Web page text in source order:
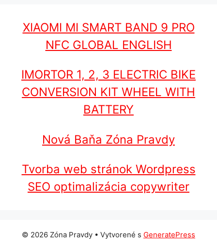
XIAOMI MI SMART BAND 9 PRO
NFC GLOBAL ENGLISH
IMORTOR 1, 2, 3 ELECTRIC BIKE
CONVERSION KIT WHEEL WITH
BATTERY
Nová Baňa Zóna Pravdy
Tvorba web stránok Wordpress
SEO optimalizácia copywriter
© 2026 Zóna Pravdy • Vytvorené s GeneratePress